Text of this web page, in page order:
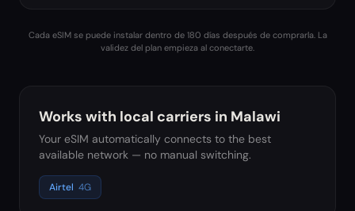
Cada eSIM se puede instalar dentro de 180 días después de comprarla. La
validez del plan empieza al conectarte.
Works with local carriers in Malawi
Your eSIM automatically connects to the best
available network — no manual switching.
Airtel 4G